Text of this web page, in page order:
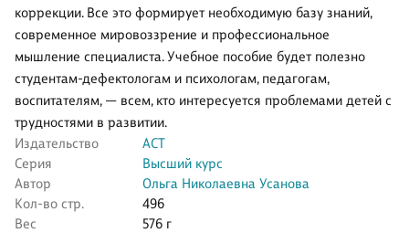
коррекции. Все это формирует необходимую базу знаний,
современное мировоззрение и профессиональное
мышление специалиста. Учебное пособие будет полезно
студентам-дефектологам и психологам, педагогам,
воспитателям, — всем, кто интересуется проблемами детей с
трудностями в развитии.
Издательство
АСТ
Серия
Высший курс
Автор
Ольга Николаевна Усанова
Кол-во стр.
496
Вес
576 г